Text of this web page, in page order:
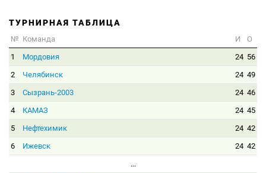
ТУРНИРНАЯ ТАБЛИЦА
№ Команда И
О
1
Мордовия 24 56
2
Челябинск 24 49
3
Сызрань-2003 24 46
4
КАМАЗ 24 45
5
Нефтехимик 24 42
6
Ижевск 24 42
...